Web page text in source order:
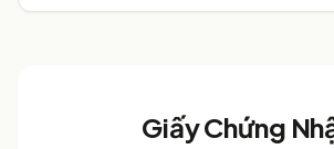
Giấy Chứng